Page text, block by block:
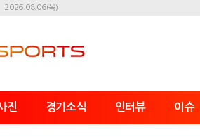
2026.08.06(목)
진 경기소식 인터뷰 이슈